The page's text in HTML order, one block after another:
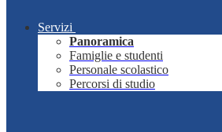
Servizi
Panoramica
Famiglie e studenti
Personale scolastico
Percorsi di studio